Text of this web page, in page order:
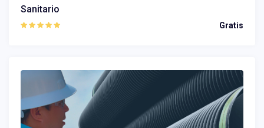
Sanitario
Gratis